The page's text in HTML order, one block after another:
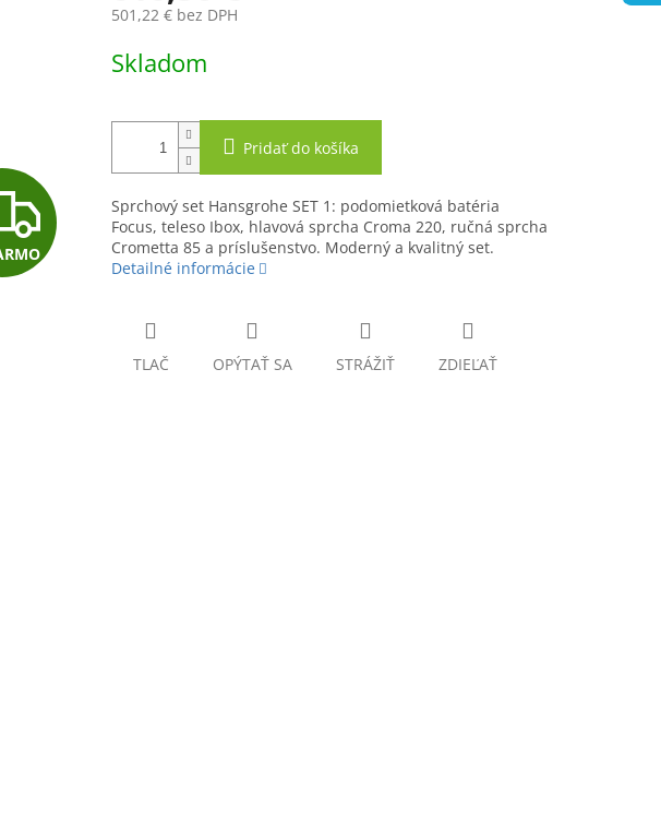
Z
A
501,22 € bez DPH
cena:
Skladom
Pridať do košíka
Sprchový set Hansgrohe SET 1: podomietková batéria
Focus, teleso Ibox, hlavová sprcha Croma 220, ručná sprcha
Crometta 85 a príslušenstvo. Moderný a kvalitný set.
Detailné informácie
TLAČ OPÝTAŤ SA STRÁŽIŤ ZDIEĽAŤ